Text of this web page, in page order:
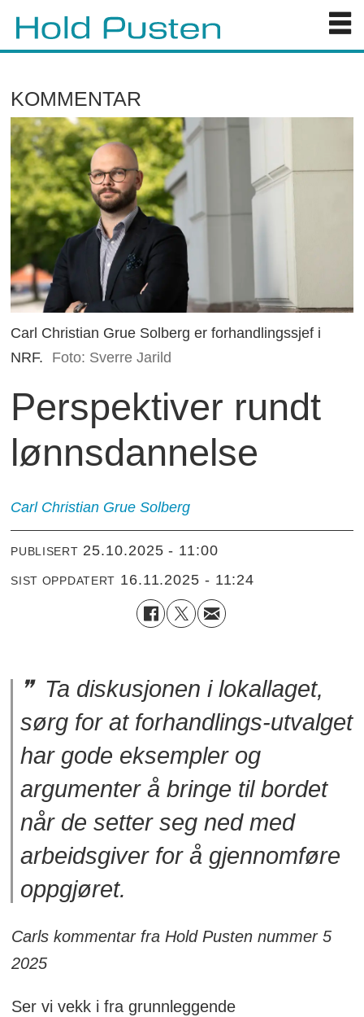
KOMMENTAR
Carl Christian Grue Solberg er forhandlingssjef i
NRF.
Foto: Sverre Jarild
Perspektiver rundt
lønnsdannelse
Carl Christian Grue Solberg
PUBLISERT 25.10.2025 - 11:00
SIST OPPDATERT 16.11.2025 - 11:24
Ta diskusjonen i lokallaget,
sørg for at forhandlings-utvalget
har gode eksempler og
argumenter å bringe til bordet
når de setter seg ned med
arbeidsgiver for å gjennomføre
oppgjøret.
Carls kommentar fra Hold Pusten nummer 5
2025
Ser vi vekk i fra grunnleggende